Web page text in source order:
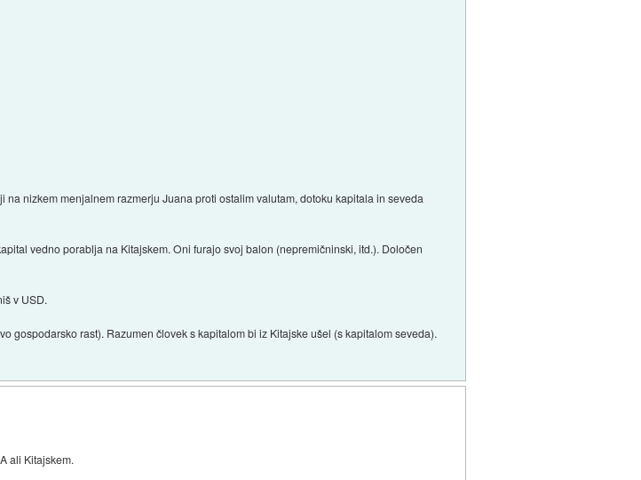
nizkem menjalnem razmerju Juana proti ostalim valutam, dotoku kapitala in seveda
vedno porablja na Kitajskem. Oni furajo svoj balon (nepremičninski, itd.). Določen
v USD.
gospodarsko rast). Razumen človek s kapitalom bi iz Kitajske ušel (s kapitalom seveda).
ali Kitajskem.